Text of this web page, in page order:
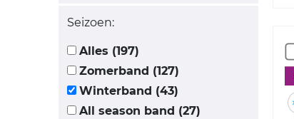
Seizoen:
Alles (197)
Zomerband (127)
Winterband (43)
All season band (27)